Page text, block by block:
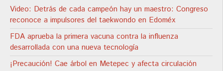
Video: Detrás de cada campeón hay un maestro: Congreso
reconoce a impulsores del taekwondo en Edoméx
FDA aprueba la primera vacuna contra la influenza
desarrollada con una nueva tecnología
¡Precaución! Cae árbol en Metepec y afecta circulación